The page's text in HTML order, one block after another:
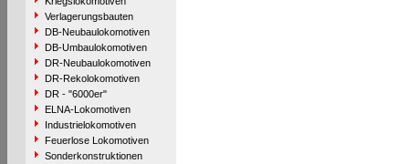
Verlagerungsbauten
DB-Neubaulokomotiven
DB-Umbaulokomotiven
DR-Neubaulokomotiven
DR-Rekolokomotiven
DR - "6000er"
ELNA-Lokomotiven
Industrielokomotiven
Feuerlose Lokomotiven
Sonderkonstruktionen